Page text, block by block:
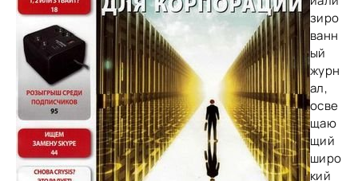
зиро
ванн
ый
журн
ал,
осве
щаю
щий
широ
кий